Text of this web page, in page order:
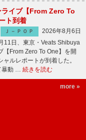
イブ【From Zero To
ト到着
Ｊ－ＰＯＰ
2026年8月6日
日、東京・Veats Shibuya
【From Zero To One】を開
ルレポートが到着した。
暴動 … 続きを読む
more »